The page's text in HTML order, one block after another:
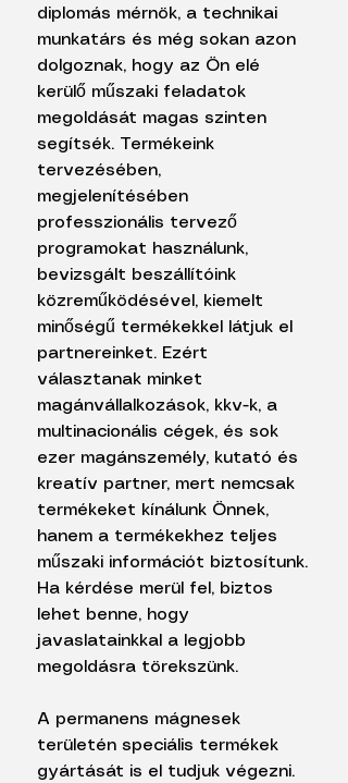
diplomás mérnök, a technikai
munkatárs és még sokan azon
dolgoznak, hogy az Ön elé
kerülő műszaki feladatok
megoldását magas szinten
segítsék. Termékeink
tervezésében,
megjelenítésében
professzionális tervező
programokat használunk,
bevizsgált beszállítóink
közreműködésével, kiemelt
minőségű termékekkel látjuk el
partnereinket. Ezért
választanak minket
magánvállalkozások, kkv-k, a
multinacionális cégek, és sok
ezer magánszemély, kutató és
kreatív partner, mert nemcsak
termékeket kínálunk Önnek,
hanem a termékekhez teljes
műszaki információt biztosítunk.
Ha kérdése merül fel, biztos
lehet benne, hogy
javaslatainkkal a legjobb
megoldásra törekszünk.
A permanens mágnesek
területén speciális termékek
gyártását is el tudjuk végezni.